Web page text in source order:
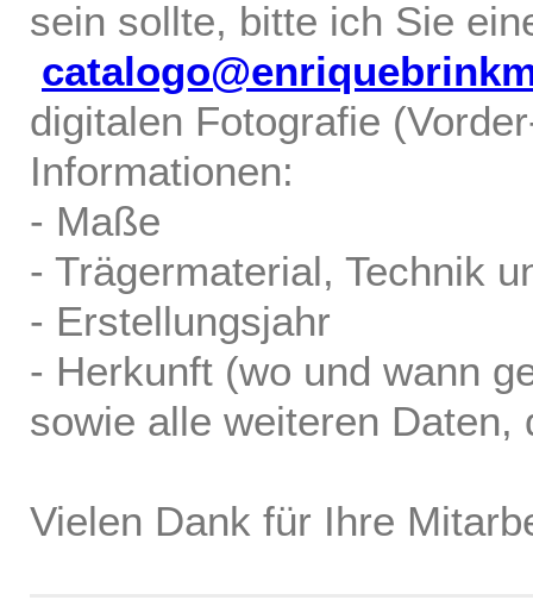
sein sollte, bitte ich Sie
digitalen Fotografie
Informationen:
- Maße
- Trägermaterial, Technik
- Erstellungsjahr
- Herkunft (wo und wann
sowie alle weiteren
Vielen Dank für Ihre